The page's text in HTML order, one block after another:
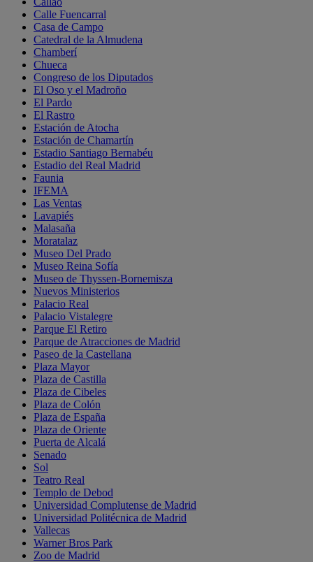
Calle Fuencarral
Casa de Campo
Catedral de la Almudena
Chamberí
Chueca
Congreso de los Diputados
El Oso y el Madroño
El Pardo
El Rastro
Estación de Atocha
Estación de Chamartín
Estadio Santiago Bernabéu
Estadio del Real Madrid
Faunia
IFEMA
Las Ventas
Lavapiés
Malasaña
Moratalaz
Museo Del Prado
Museo Reina Sofía
Museo de Thyssen-Bornemisza
Nuevos Ministerios
Palacio Real
Palacio Vistalegre
Parque El Retiro
Parque de Atracciones de Madrid
Paseo de la Castellana
Plaza Mayor
Plaza de Castilla
Plaza de Cibeles
Plaza de Colón
Plaza de España
Plaza de Oriente
Puerta de Alcalá
Senado
Sol
Teatro Real
Templo de Debod
Universidad Complutense de Madrid
Universidad Politécnica de Madrid
Vallecas
Warner Bros Park
Zoo de Madrid